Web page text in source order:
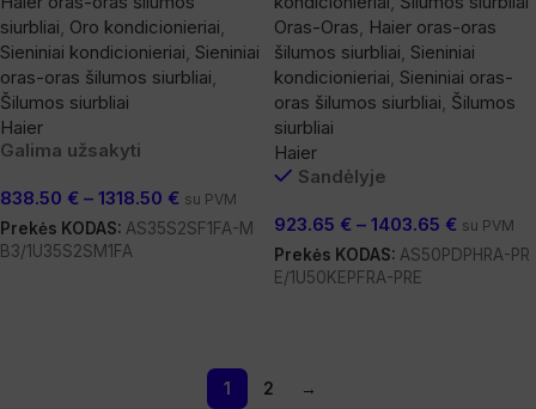
siurbliai, Oro kondicionieriai,
Sieniniai kondicionieriai, Sieniniai
oras-oras šilumos siurbliai,
Šilumos siurbliai
Haier
Galima užsakyti
838.50 € – 1318.50 € su PVM
Prekės KODAS: AS35S2SF1FA-M
B3/1U35S2SM1FA
Oras-Oras, Haier oras-oras
šilumos siurbliai, Sieniniai
kondicionieriai, Sieniniai oras-
oras šilumos siurbliai, Šilumos
siurbliai
Haier
Sandėlyje
923.65 € – 1403.65 € su PVM
Prekės KODAS: AS50PDPHRA-PR
E/1U50KEPFRA-PRE
1 2 →